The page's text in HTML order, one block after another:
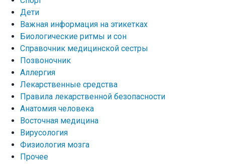
Дети
Важная информация на этикетках
Биологические ритмы и сон
Справочник медицинской сестры
Позвоночник
Аллергия
Лекарственные средства
Правила лекарственной безопасности
Aнатомия человека
Восточная медицина
Вирусология
Физиология мозга
Прочее